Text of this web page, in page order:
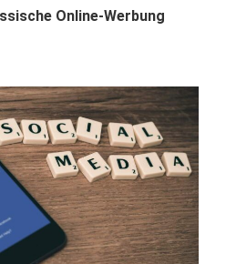
Online-Werbung